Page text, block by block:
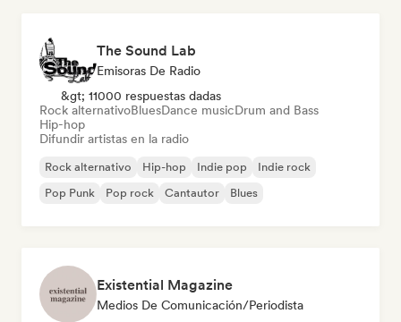
The Sound Lab
Emisoras De Radio
&gt; 11000 respuestas dadas
Rock alternativoBluesDance musicDrum and Bass
Hip-hop
Difundir artistas en la radio
Rock alternativo Hip-hop Indie pop
Indie rock
Pop Punk
Pop rock Cantautor Blues
Existential Magazine
Medios De Comunicación/Periodista